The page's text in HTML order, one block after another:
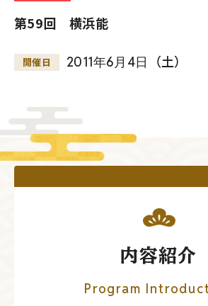
第59回 横浜能
開催日 2011年6月 4日 （土）
内容紹介
Program